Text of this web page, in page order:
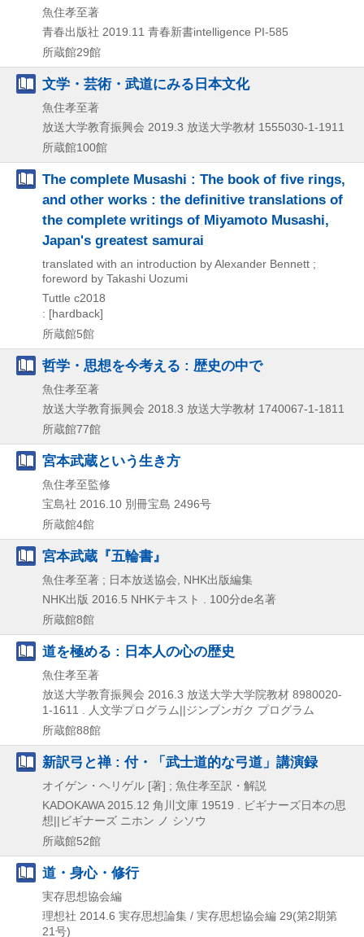
魚住孝至著
青春出版社 2019.11 青春新書intelligence PI-585
所蔵館29館
文学・芸術・武道にみる日本文化
魚住孝至著
放送大学教育振興会 2019.3 放送大学教材 1555030-1-1911
所蔵館100館
The complete Musashi : The book of five rings,
and other works : the definitive translations of
the complete writings of Miyamoto Musashi,
Japan's greatest samurai
translated with an introduction by Alexander Bennett ;
foreword by Takashi Uozumi
Tuttle c2018
: [hardback]
所蔵館5館
哲学・思想を今考える : 歴史の中で
魚住孝至著
放送大学教育振興会 2018.3 放送大学教材 1740067-1-1811
所蔵館77館
宮本武蔵という生き方
魚住孝至監修
宝島社 2016.10 別冊宝島 2496号
所蔵館4館
宮本武蔵『五輪書』
魚住孝至著 ; 日本放送協会, NHK出版編集
NHK出版 2016.5 NHKテキスト . 100分de名著
所蔵館8館
道を極める : 日本人の心の歴史
魚住孝至著
放送大学教育振興会 2016.3 放送大学大学院教材 8980020-
1-1611 . 人文学プログラム||ジンブンガク プログラム
所蔵館88館
新訳弓と禅 : 付・「武士道的な弓道」講演録
オイゲン・ヘリゲル [著] ; 魚住孝至訳・解説
KADOKAWA 2015.12 角川文庫 19519 . ビギナーズ日本の思
想||ビギナーズ ニホン ノ シソウ
所蔵館52館
道・身心・修行
実存思想協会編
理想社 2014.6 実存思想論集 / 実存思想協会編 29(第2期第
21号)